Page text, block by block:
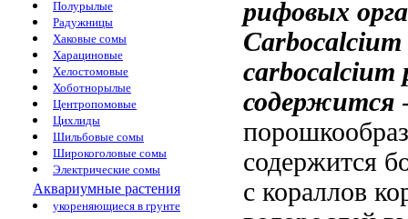
Полурылые
Радужницы
Хаковые сомы
Харациновые
Хелостомовые
Хоботнорылые
Центропомовые
Цихлиды
Шильбовые сомы
Широкоголовые сомы
Электрические сомы
Аквариумные растения
укореняющиеся в грунте
рифовых
Carbocalcium
carbocalcium
содержится
содержится
с кораллов